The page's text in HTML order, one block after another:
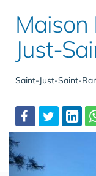
Just-
Saint-Just-Saint-
Partager